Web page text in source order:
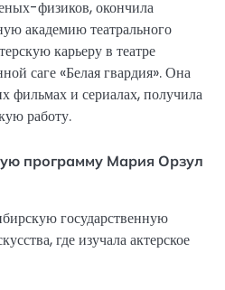
физиков, окончила
академию театрального
карьеру в театре
саге «Белая гвардия». Она
фильмах и сериалах, получила
работу.
программу Мария Орзул
государственную
где изучала актерское